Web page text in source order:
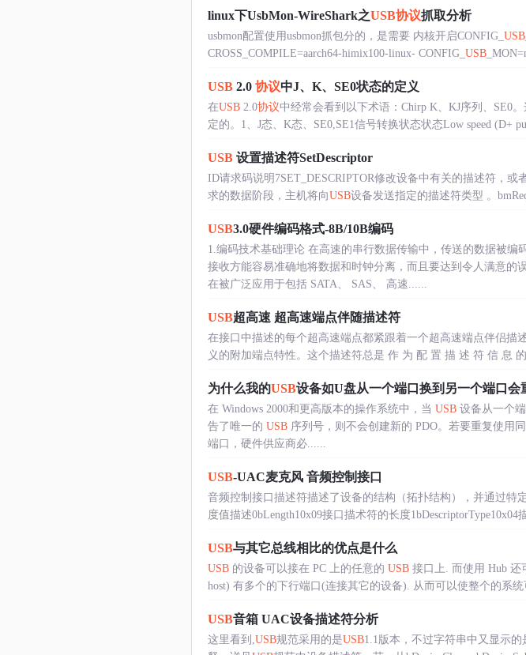
linux下UsbMon-WireShark之USB协议抓取分析
usbmon配置使用usbmon抓包分的，是需要 内核开启CONFIG_ USB
CROSS_COMPILE=aarch64-himix100-linux- CONFIG_ USB
USB2.0 协议中J、K、SE0状态的定义
在USB2.0协议中经常会看到以下术语：Chirp K、KJ序列、SE0
定的。1、J态、K态、SE0,SE1信号转换状态状态Low speed (D+
USB设置描述符SetDescriptor
ID请求码说明7SET_DESCRIPTOR修改设备中有关的描述符，或
求的数据阶段，主机将向USB设备发送指定的描述符类型 。
USB3.0硬件编码格式-8B/10B编码
1.编码技术基础理论 在高速的串行数据传输中，传送的数据被
接收方能容易准确地将数据和时钟分离，而且要达到令人满意的
在被广泛应用于包括 SATA、 SAS、 高速......
USB超高速 超高速端点伴随描述符
在接口中描述的每个超高速端点都紧跟着一个超高速端点伴侣描
义的附加端点特性。这个描述符总是 作 为 配 置 描 述 符 信 息
为什么我的USB设备如U盘从一个端口换到另一个端口会
在 Windows 2000和更高版本的操作系统中，当 USB设备从一个
告了唯一的 USB序列号，则不会创建新的 PDO。若要重复使用
端口，硬件供应商必......
USB-UAC麦克风 音频控制接口
音频控制接口描述符描述了设备的结构（拓扑结构），并通过
度值描述0bLength10x09接口描术符的长度
USB与其它总线相比的优点是什么
USB的设备可以接在 PC 上的任意的 USB接口上. 而使用 Hub 还
host) 有多个的下行端口(连接其它的设备). 从而可以使整个的系
USB音箱 UAC设备描述符分析
这里看到,USB规范采用的是USB1.1版本，不过字符串中又显示的